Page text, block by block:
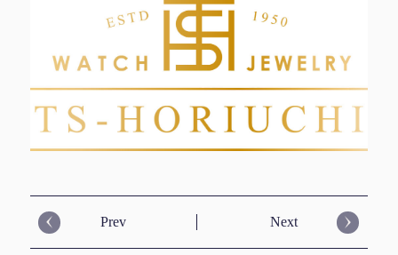
Prev Next